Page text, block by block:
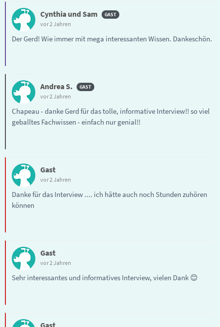
Cynthia und Sam
vor 2 Jahren
Der Gerd! Wie immer mit mega interessanten Wissen. Dankeschön.
Andrea S.
vor 2 Jahren
Chapeau - danke Gerd für das tolle, informative Interview!! so viel
geballtes Fachwissen - einfach nur genial!!
Gast
vor 2 Jahren
Danke für das Interview .... ich hätte auch noch Stunden zuhören
können
Gast
vor 2 Jahren
Sehr interessantes und informatives Interview, vielen Dank 😊
Gast